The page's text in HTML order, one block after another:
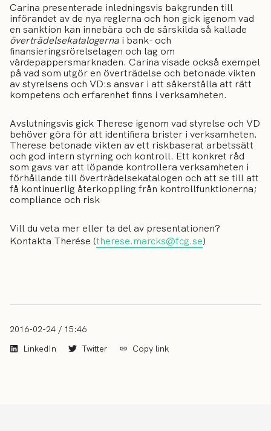
Carina presenterade inledningsvis bakgrunden till
införandet av de nya reglerna och hon gick igenom vad
en sanktion kan innebära och de särskilda så kallade
överträdelsekatalogerna i bank- och
finansieringsrörelselagen och lag om
värdepappersmarknaden. Carina visade också exempel
på vad som utgör en överträdelse och betonade vikten
av styrelsens och VD:s ansvar i att säkerställa att rätt
kompetens och erfarenhet finns i verksamheten.
Avslutningsvis gick Therese igenom vad styrelse och VD
behöver göra för att identifiera brister i verksamheten.
Therese betonade vikten av ett riskbaserat arbetssätt
och god intern styrning och kontroll. Ett konkret råd
som gavs var att löpande kontrollera verksamheten i
förhållande till överträdelsekatalogen och att se till att
få kontinuerlig återkoppling från kontrollfunktionerna;
compliance och risk
Vill du veta mer eller ta del av presentationen?
Kontakta Therése (therese.marcks@fcg.se)
2016-02-24 / 15:46
LinkedIn
Twitter Copy link